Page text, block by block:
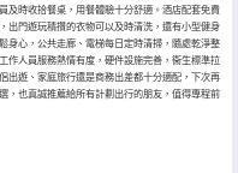
及時收拾餐桌，用餐體驗十分舒適。酒店配套免費
出門遊玩積攢的衣物可以及時清洗，還有小型健身
身心，公共走廊、電梯每日定時清掃，隨處乾淨整
作人員服務熱情有度，硬件設施完善，衞生標準拉
出遊、家庭旅行還是商務出差都十分適配，下次再
，也真誠推薦給所有計劃出行的朋友，值得專程前